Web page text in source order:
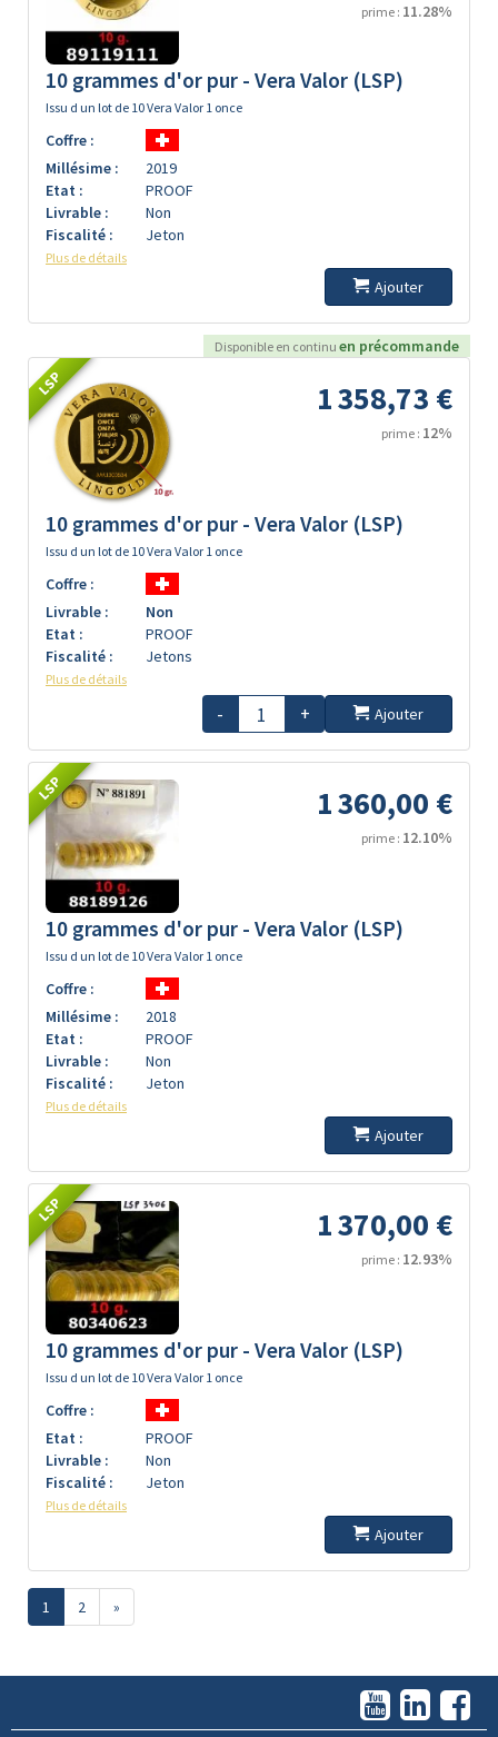
prime : 11.28%
10 grammes d'or pur - Vera Valor (LSP)
Issu d un lot de 10 Vera Valor 1 once
Coffre :
Millésime :
2019
Etat :
PROOF
Livrable :
Non
Fiscalité :
Jeton
Plus de détails
Ajouter
Disponible en continu en précommande
LSP 1 358,73 €
prime : 12%
10 grammes d'or pur - Vera Valor (LSP)
Issu d un lot de 10 Vera Valor 1 once
Coffre :
Livrable :
Non
Etat :
PROOF
Fiscalité :
Jetons
Plus de détails
- + Ajouter
LSP 1 360,00 €
prime : 12.10%
10 grammes d'or pur - Vera Valor (LSP)
Issu d un lot de 10 Vera Valor 1 once
Coffre :
Millésime :
2018
Etat :
PROOF
Livrable :
Non
Fiscalité :
Jeton
Plus de détails
Ajouter
LSP 1 370,00 €
prime : 12.93%
10 grammes d'or pur - Vera Valor (LSP)
Issu d un lot de 10 Vera Valor 1 once
Coffre :
Etat :
PROOF
Livrable :
Non
Fiscalité :
Jeton
Plus de détails
Ajouter
1 2 »